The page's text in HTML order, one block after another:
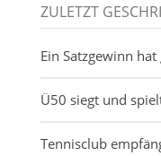
ZULETZT
Ein Satzgewinn
Ü50 siegt und
Tennisclub